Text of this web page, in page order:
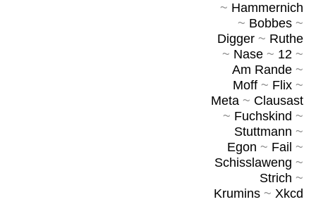
~ Hammernich
~ Bobbes~
Digger~ Ruthe
~ Nase~ 12~
Am Rande~
Moff~ Flix~
Meta~ Clausast
~ Fuchskind ~
Stuttmann ~
Egon ~ Fail ~
Schisslaweng ~
Strich ~
Krumins~ Xkcd